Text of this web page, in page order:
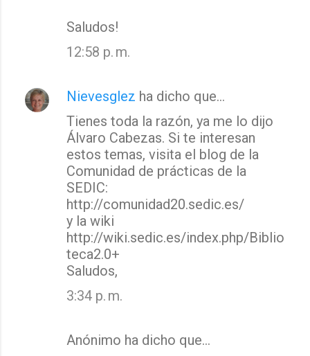
Saludos!
12:58 p. m.
Nievesglez ha dicho que…
Tienes toda la razón, ya me lo dijo
Álvaro Cabezas. Si te interesan
estos temas, visita el blog de la
Comunidad de prácticas de la
SEDIC:
http://comunidad20.sedic.es/
y la wiki
http://wiki.sedic.es/index.php/Biblio
teca2.0+
Saludos,
3:34 p. m.
Anónimo ha dicho que…